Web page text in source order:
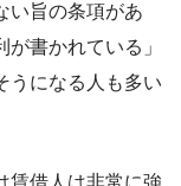
い旨の条項があ
書かれている」
うになる人も多い
賃借人は非常に強